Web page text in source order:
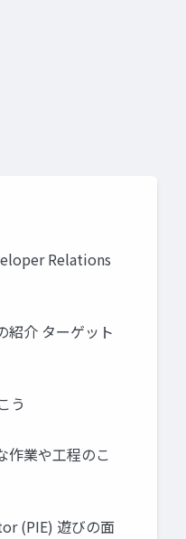
Relations
介 ターゲット
う
作業や工程のこ
(PIE) 遊びの面